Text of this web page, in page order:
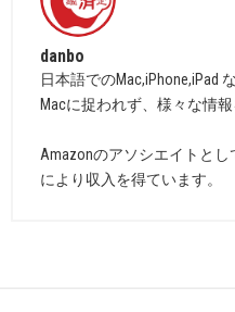
danbo
日本語でのMac,iPhone,iPad
Macに捉われず、様々な情
Amazonのアソシエイトと
により収入を得ています。